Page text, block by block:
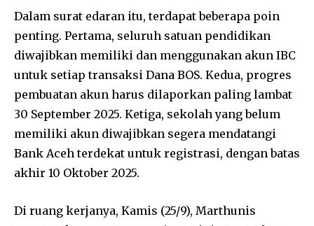
Dalam surat edaran itu, terdapat beberapa poin
penting. Pertama, seluruh satuan pendidikan
diwajibkan memiliki dan menggunakan akun IBC
untuk setiap transaksi Dana BOS. Kedua, progres
pembuatan akun harus dilaporkan paling lambat
30 September 2025. Ketiga, sekolah yang belum
memiliki akun diwajibkan segera mendatangi
Bank Aceh terdekat untuk registrasi, dengan batas
akhir 10 Oktober 2025.
Di ruang kerjanya, Kamis (25/9), Marthunis